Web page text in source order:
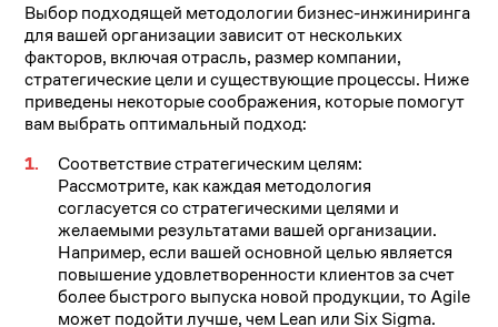
Выбор подходящей методологии бизнес-инжиниринга
для вашей организации зависит от нескольких
факторов, включая отрасль, размер компании,
стратегические цели и существующие процессы. Ниже
приведены некоторые соображения, которые помогут
вам выбрать оптимальный подход:
Соответствие стратегическим целям:
Рассмотрите, как каждая методология
согласуется со стратегическими целями и
желаемыми результатами вашей организации.
Например, если вашей основной целью является
повышение удовлетворенности клиентов за счет
более быстрого выпуска новой продукции, то Agile
может подойти лучше, чем Lean или Six Sigma.